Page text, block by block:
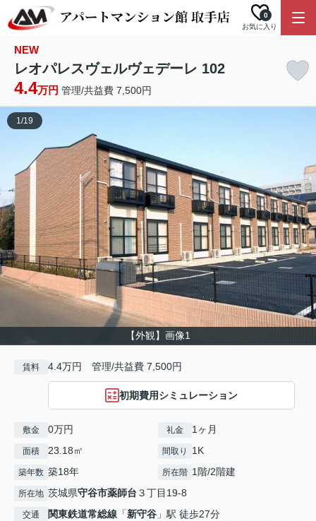
お気に入り
0
NEW
レオパレスヴェルヴェデーレ 102
4.4万円 管理/共益費 7,500円
【外観】画像1
1/19
賃料 4.4万円 管理/共益費 7,500円
初期費用シミュレーション
敷金 0万円 礼金 1ヶ月
面積 23.18㎡ 間取り 1K
築年数 築18年 所在階 1階/2階建
所在地 茨城県守谷市薬師台 ３丁目19-8
交通 関東鉄道常総線 「新守谷 」駅 徒歩27分